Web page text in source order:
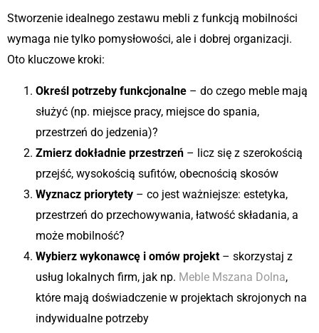
Stworzenie idealnego zestawu mebli z funkcją mobilności
wymaga nie tylko pomysłowości, ale i dobrej organizacji.
Oto kluczowe kroki:
Określ potrzeby funkcjonalne – do czego meble mają
służyć (np. miejsce pracy, miejsce do spania,
przestrzeń do jedzenia)?
Zmierz dokładnie przestrzeń – licz się z szerokością
przejść, wysokością sufitów, obecnością skosów
Wyznacz priorytety – co jest ważniejsze: estetyka,
przestrzeń do przechowywania, łatwość składania, a
może mobilność?
Wybierz wykonawcę i omów projekt – skorzystaj z
usług lokalnych firm, jak np. Meble Mszana Dolna,
które mają doświadczenie w projektach skrojonych na
indywidualne potrzeby